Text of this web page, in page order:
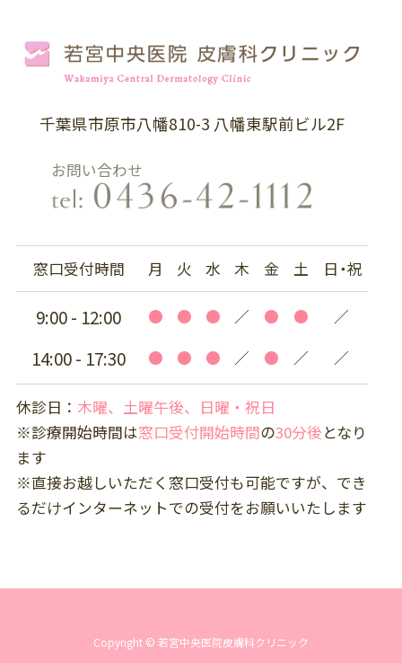
千葉県市原市八幡810-3 八幡東駅前ビル2F
お問い合わせ
窓口受付時間 月 火 水 木 金 土 日・祝
9:00 - 12:00 ● ● ● ／ ● ● ／
14:00 - 17:30 ● ● ● ／ ● ／ ／
休診日： 木曜、土曜午後、日曜・祝日
※診療開始時間は窓口受付開始時間の30分後となり
ます
※直接お越しいただく窓口受付も可能ですが、でき
るだけインターネットでの受付をお願いいたします
Copyright © 若宮中央医院皮膚科クリニック